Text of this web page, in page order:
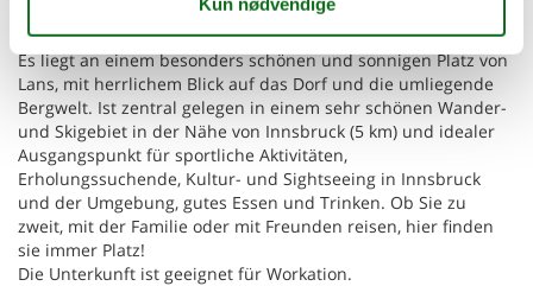
Das sehr gepflegte Haus Olympia bietet 2 gemütliche und
komfortabel eingerichtete Ferienwohnungen.
Es liegt an einem besonders schönen und sonnigen Platz von
Lans, mit herrlichem Blick auf das Dorf und die umliegende
Bergwelt. Ist zentral gelegen in einem sehr schönen Wander-
und Skigebiet in der Nähe von Innsbruck (5 km) und idealer
Ausgangspunkt für sportliche Aktivitäten,
Erholungssuchende, Kultur- und Sightseeing in Innsbruck
und der Umgebung, gutes Essen und Trinken. Ob Sie zu
zweit, mit der Familie oder mit Freunden reisen, hier finden
sie immer Platz!
Die Unterkunft ist geeignet für Workation.